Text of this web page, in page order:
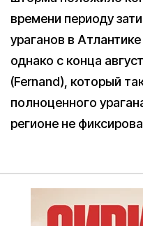
времени периоду
ураганов в
однако с конца
(Fernand), который
полноценного
регионе не